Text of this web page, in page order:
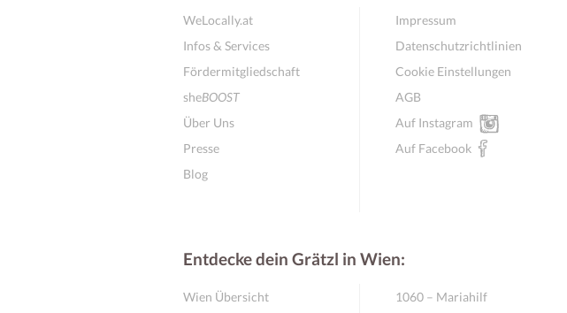
WeLocally.at
Infos & Services
Fördermitgliedschaft
sheBOOST
Über Uns
Presse
Blog
Impressum
Datenschutzrichtlinien
Cookie Einstellungen
AGB
Auf Instagram
Auf Facebook
Entdecke dein Grätzl in Wien:
Wien Übersicht 1060 – Mariahilf